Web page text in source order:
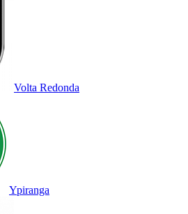
Volta Redonda
Ypiranga